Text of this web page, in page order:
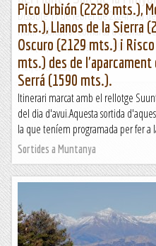
Dissabte 17 de febrer de 2024Hora
matí. Ubicació: Comarca d’Osona.
min (16,3 km) Desnivell: 591 m...
Maifemcim.cat
Pico Urbión (2228 mts.),
mts.), Llanos de la Sierra
Oscuro (2129 mts.) i
mts.) des de l'aparcament
Serrá (1590 mts.).
Itinerari marcat amb el rellotge
del dia d'avui.Aquesta sortida
la que teníem programada per fer a
Sortides a Muntanya